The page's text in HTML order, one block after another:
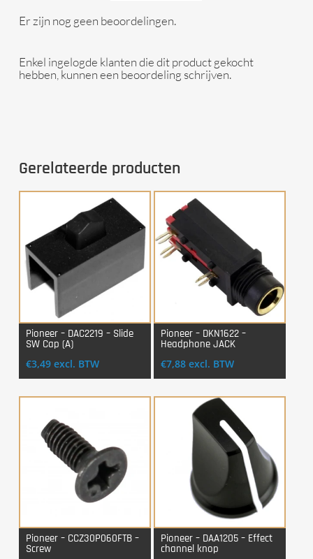
Er zijn nog geen beoordelingen.
Enkel ingelogde klanten die dit product gekocht
hebben, kunnen een beoordeling schrijven.
Gerelateerde producten
Login Voor Aankoop
Pioneer – DAC2219 – Slide
SW Cap (A)
€3,49 excl. BTW
Login Voor Aankoop
Pioneer – DKN1622 –
Headphone JACK
€7,88 excl. BTW
Login Voor Aankoop
Pioneer – CCZ30P060FTB –
Screw
Login Voor Aankoop
Pioneer – DAA1205 – Effect
channel knop